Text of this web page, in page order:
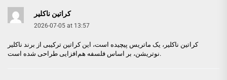
کراتین ناکلیر
2026-07-05 at 13:57
کراتین ناکلیر ، یک ماتریس پیچیده است، این کراتین ترکیبی از برند ناکلیر
نوتریشن، بر اساس فلسفه هم‌افزایی طراحی شده است.